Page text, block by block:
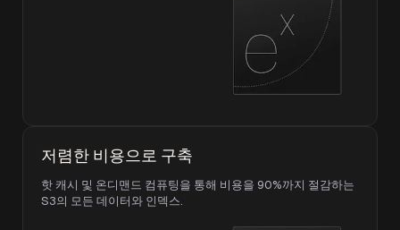
저렴한 비용으로 구축
핫 캐시 및 온디맨드 컴퓨팅을 통해 비용을 90%까지 절감하는
S3의 모든 데이터와 인덱스.